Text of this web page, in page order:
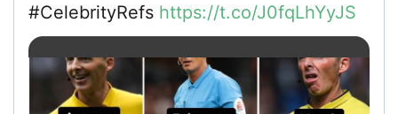
#CelebrityRefs https://t.co/J0fqLhYyJS